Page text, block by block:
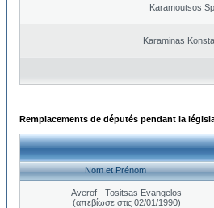
Karamoutsos
Karaminas
Remplacements de députés pendant la
Nom et Prénom
Averof - Tositsas Evangelos
(απεβίωσε στις 02/01/1990)